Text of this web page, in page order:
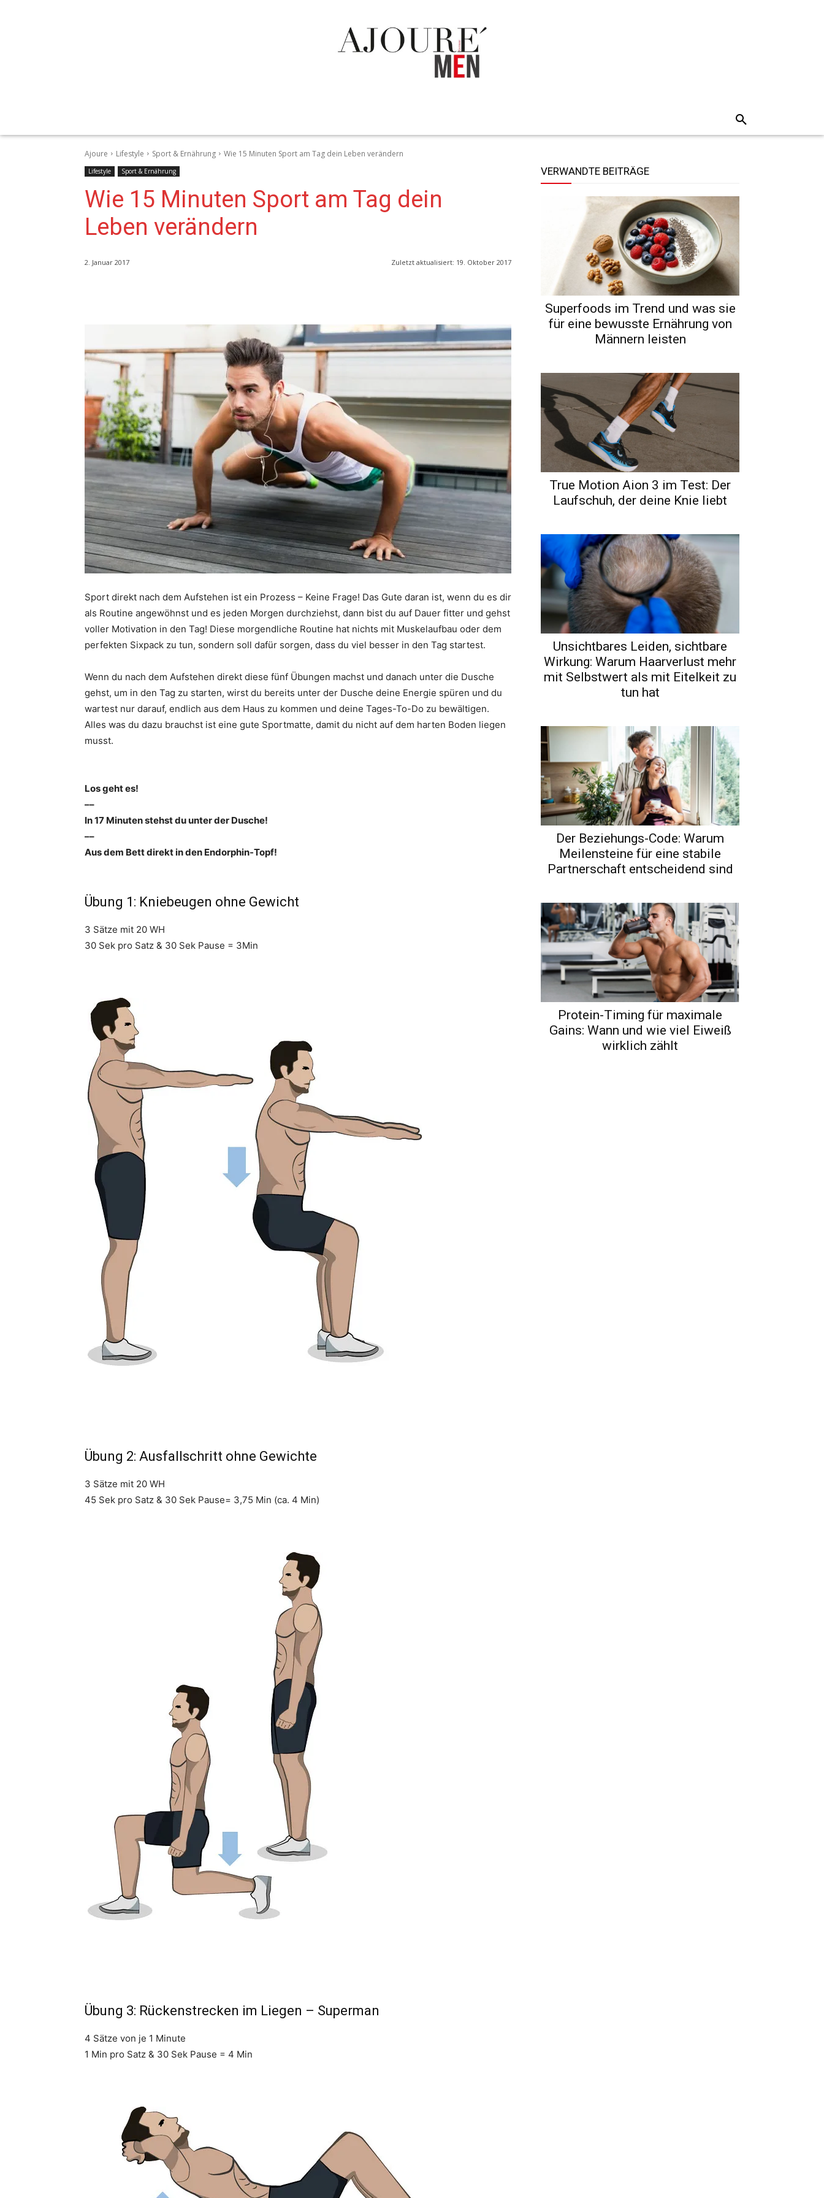
Ajoure Lifestyle Sport & Ernährung Wie 15 Minuten Sport am Tag dein Leben verändern
Lifestyle Sport & Ernährung
Wie 15 Minuten Sport am Tag dein
Leben verändern
2. Januar 2017 Zuletzt aktualisiert: 19. Oktober 2017
Sport direkt nach dem Aufstehen ist ein Prozess – Keine Frage! Das Gute daran ist, wenn du es dir
als Routine angewöhnst und es jeden Morgen durchziehst, dann bist du auf Dauer fitter und gehst
voller Motivation in den Tag! Diese morgendliche Routine hat nichts mit Muskelaufbau oder dem
perfekten Sixpack zu tun, sondern soll dafür sorgen, dass du viel besser in den Tag startest.
Wenn du nach dem Aufstehen direkt diese fünf Übungen machst und danach unter die Dusche
gehst, um in den Tag zu starten, wirst du bereits unter der Dusche deine Energie spüren und du
wartest nur darauf, endlich aus dem Haus zu kommen und deine Tages-To-Do zu bewältigen.
Alles was du dazu brauchst ist eine gute Sportmatte, damit du nicht auf dem harten Boden liegen
musst.
Los geht es!
––
In 17 Minuten stehst du unter der Dusche!
––
Aus dem Bett direkt in den Endorphin-Topf!
Übung 1: Kniebeugen ohne Gewicht
3 Sätze mit 20 WH
30 Sek pro Satz & 30 Sek Pause = 3Min
Übung 2: Ausfallschritt ohne Gewichte
3 Sätze mit 20 WH
45 Sek pro Satz & 30 Sek Pause= 3,75 Min (ca. 4 Min)
Übung 3: Rückenstrecken im Liegen – Superman
4 Sätze von je 1 Minute
1 Min pro Satz & 30 Sek Pause = 4 Min
VERWANDTE BEITRÄGE
Superfoods im Trend und was sie
für eine bewusste Ernährung von
Männern leisten
True Motion Aion 3 im Test: Der
Laufschuh, der deine Knie liebt
Unsichtbares Leiden, sichtbare
Wirkung: Warum Haarverlust mehr
mit Selbstwert als mit Eitelkeit zu
tun hat
Der Beziehungs-Code: Warum
Meilensteine für eine stabile
Partnerschaft entscheidend sind
Protein-Timing für maximale
Gains: Wann und wie viel Eiweiß
wirklich zählt